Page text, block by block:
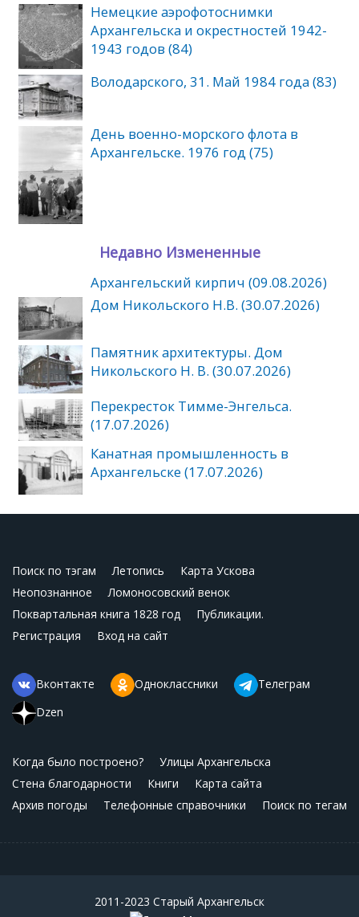
Немецкие аэрофотоснимки
Архангельска и окрестностей 1942-
1943 годов (84)
Володарского, 31. Май 1984 года (83)
День военно-морского флота в
Архангельске. 1976 год (75)
Недавно Измененные
Архангельский кирпич (09.08.2026)
Дом Никольского Н.В. (30.07.2026)
Памятник архитектуры. Дом
Никольского Н. В. (30.07.2026)
Перекресток Тимме-Энгельса.
(17.07.2026)
Канатная промышленность в
Архангельске (17.07.2026)
Поиск по тэгам Летопись
Карта Ускова
Неопознанное
Ломоносовский венок
Поквартальная книга 1828 год
Публикации.
Регистрация
Вход на сайт
Вконтакте Одноклассники
Телеграм
Dzen
Когда было построено?
Улицы Архангельска
Стена благодарности
Книги
Карта сайта
Архив погоды
Телефонные справочники Поиск по тегам
2011-2023 Старый Архангельск